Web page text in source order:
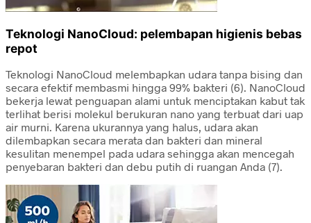
Teknologi NanoCloud: pelembapan higienis bebas
repot
Teknologi NanoCloud melembapkan udara tanpa bising dan
secara efektif membasmi hingga 99% bakteri (6). NanoCloud
bekerja lewat penguapan alami untuk menciptakan kabut tak
terlihat berisi molekul berukuran nano yang terbuat dari uap
air murni. Karena ukurannya yang halus, udara akan
dilembapkan secara merata dan bakteri dan mineral
kesulitan menempel pada udara sehingga akan mencegah
penyebaran bakteri dan debu putih di ruangan Anda (7).